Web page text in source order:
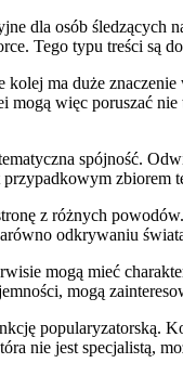
dla osób śledzących
Tego typu treści są
ma duże
mogą więc poruszać
spójność.
zbiorem
z różnych
odkrywaniu
mogą mieć
mogą
popularyzatorską.
nie jest specjalistą,